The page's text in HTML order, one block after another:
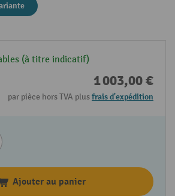
(à titre indicatif)
1 003,00 €
par pièce hors TVA plusfrais d'expédition
Ajouter au panier